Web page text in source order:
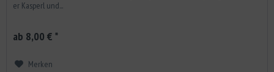
er Kasperl und...
ab 8,00 € *
Merken